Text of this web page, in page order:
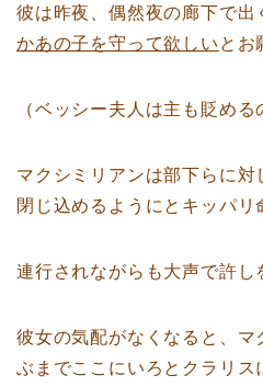
彼は昨夜、偶然夜の廊下で出
かあの子を守って欲しい とお
（ベッシー夫人は主も貶める
マクシミリアンは部下らに対
閉じ込めるようにとキッパリ
連行されながらも大声で許し
彼女の気配がなくなると、マ
ぶまでここにいろとクラリス